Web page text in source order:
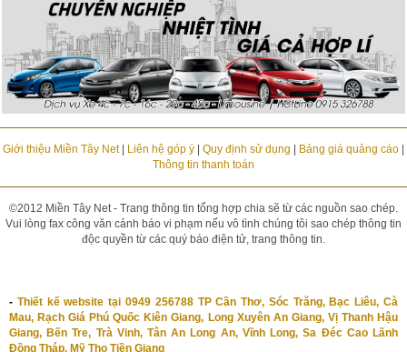
Giới thiệu Miền Tây Net| Liên hệ góp ý| Quy định sử dụng Bảng giá quảng cáo|
Thông tin thanh toán
©2012 Miền Tây Net - Trang thông tin tổng hợp chia sẽ từ các nguồn sao chép.
Vui lòng fax công văn cảnh báo vi phạm nếu vô tình chúng tôi sao chép thông tin
độc quyền từ các quý báo điện tử, trang thông tin.
- Thiết kế website tại 0949 256788 TP Cần Thơ, Sóc Trăng, Bạc Liêu, Cà
Mau, Rạch Giá Phú Quốc Kiên Giang, Long Xuyên An Giang, Vị Thanh Hậu
Giang, Bến Tre, Trà Vinh, Tân An Long An, Vĩnh Long, Sa Đéc Cao Lãnh
Đồng Tháp, Mỹ Tho Tiền Giang